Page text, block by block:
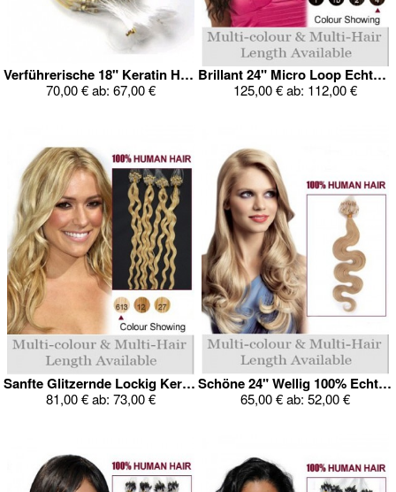
Verführerische 18" Keratin Haarverlängerung
70,00 €ab: 67,00 €
Brillant 24" Micro Loop Echthaar Verlängerung
125,00 €ab: 112,00 €
Sanfte Glitzernde Lockig Keratin Haarverlängerung
81,00 €ab: 73,00 €
Schöne 24" Wellig 100% Echthaar Verlängerung
65,00 €ab: 52,00 €